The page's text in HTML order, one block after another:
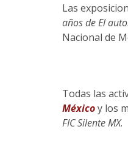
Las
años de El
Nacional de
Todas las
Méxicoy los
FIC Silente MX.